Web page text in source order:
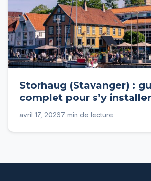
Storhaug (Stavanger) :
complet pour s’y installer
avril 17, 20267 min de lecture